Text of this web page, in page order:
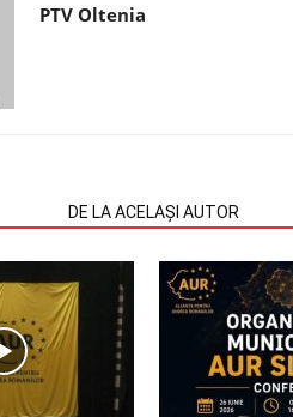
PTV Oltenia
DE LA ACELAȘI AUTOR